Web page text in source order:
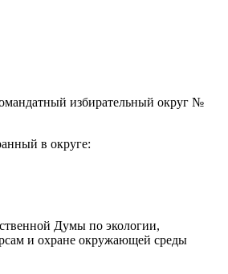
избирательный округ №
в округе:
Думы по экологии,
и охране окружающей среды